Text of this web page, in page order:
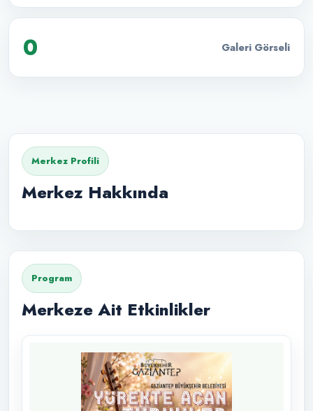
0 Galeri Görseli
Merkez Profili
Merkez Hakkında
Program
Merkeze Ait Etkinlikler